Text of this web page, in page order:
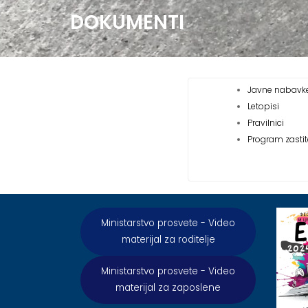
DOKUMENTI
Javne
Letopisi
Pravilnici
Program
Ministarstvo prosvete - Video
materijal za roditelje
Ministarstvo prosvete - Video
materijal za zaposlene